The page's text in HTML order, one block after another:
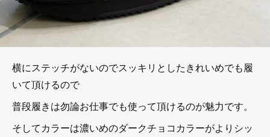
横にステッチがないのでスッキリとしたきれいめでも履
いて頂けるので
普段履きは勿論お仕事でも使って頂けるのが魅力です。
そしてカラーは濃いめのダークチョコカラーがよりシッ